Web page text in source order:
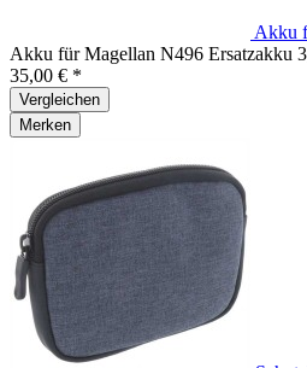
Akku
Akku für Magellan N496 Ersatzakku
35,00 € *
Vergleichen
Merken